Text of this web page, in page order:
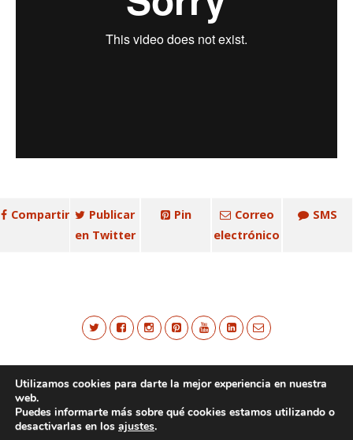
Compartir
Publicar
en Twitter
Pin
Correo
electrónico
SMS
Utilizamos cookies para darte la mejor experiencia en nuestra
web.
Puedes informarte más sobre qué cookies estamos utilizando o
desactivarlas en los ajustes.